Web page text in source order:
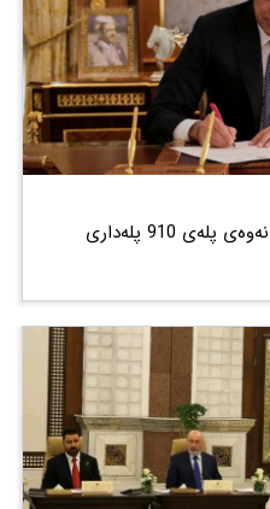
سەرۆکی هەرێم فەرمانی بەرزکردنەوەی پلەی 910 پلەداری